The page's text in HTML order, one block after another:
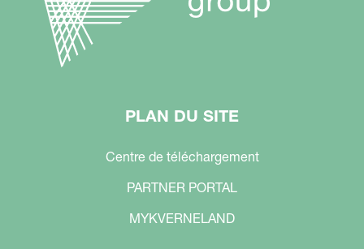
PLAN DU SITE
Centre de téléchargement
PARTNER PORTAL
MYKVERNELAND